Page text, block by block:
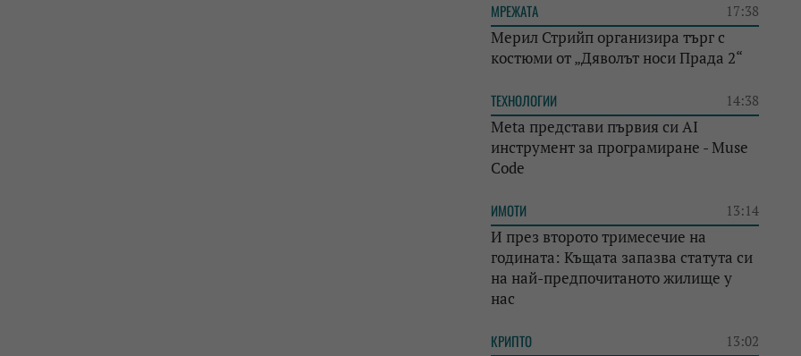
МРЕЖАТА 17:38
Мерил Стрийп организира търг с
костюми от „Дяволът носи Прада 2“
ТЕХНОЛОГИИ 14:38
Meta представи първия си AI
инструмент за програмиране - Muse
Code
ИМОТИ 13:14
И през второто тримесечие на
годината: Къщата запазва статута си
на най-предпочитаното жилище у
нас
КРИПТО 13:02